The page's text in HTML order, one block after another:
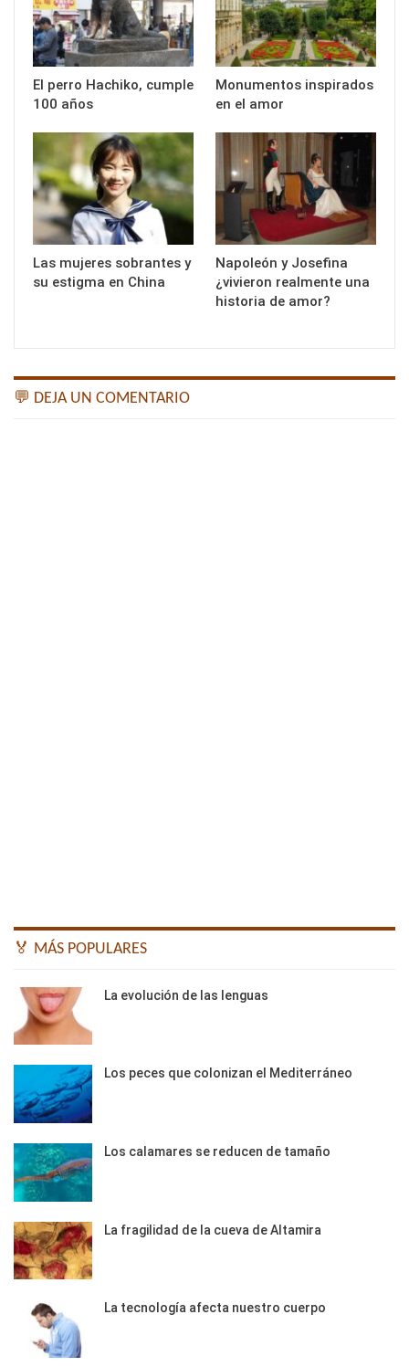
El perro Hachiko, cumple
100 años
Monumentos inspirados
en el amor
Las mujeres sobrantes y
su estigma en China
Napoleón y Josefina
¿vivieron realmente una
historia de amor?
💬 DEJA UN COMENTARIO
🏅 MÁS POPULARES
La evolución de las lenguas
Los peces que colonizan el Mediterráneo
Los calamares se reducen de tamaño
La fragilidad de la cueva de Altamira
La tecnología afecta nuestro cuerpo